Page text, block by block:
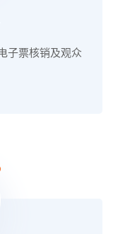
子票核销及观众